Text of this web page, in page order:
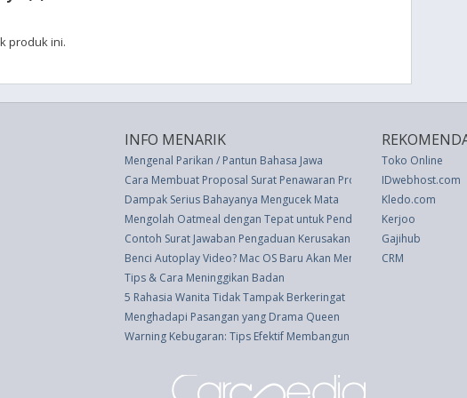
produk ini.
INFO MENARIK
Mengenal Parikan / Pantun Bahasa Jawa
Cara Membuat Proposal Surat Penawaran Produk Kosmetik Beserta
Dampak Serius Bahayanya Mengucek Mata
Mengolah Oatmeal dengan Tepat untuk Penderita Diabetes
Contoh Surat Jawaban Pengaduan Kerusakan Barang
Benci Autoplay Video? Mac OS Baru Akan Memblokir Mereka Di Safari.
Tips & Cara Meninggikan Badan
5 Rahasia Wanita Tidak Tampak Berkeringat
Menghadapi Pasangan yang Drama Queen
Warning Kebugaran: Tips Efektif Membangun Otot dengan Cara yang
Toko Online
IDwebhost.com
Kledo.com
Kerjoo
Gajihub
CRM